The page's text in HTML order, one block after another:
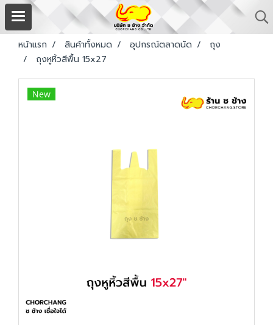
หน้าแรก สินค้าทั้งหมด อุปกรณ์ตลาดนัด
ถุง
ถุงหูหิ้วสีพื้น 15x27
New